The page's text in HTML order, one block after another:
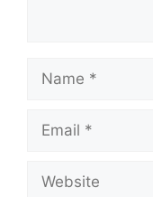
Name
Email
Website